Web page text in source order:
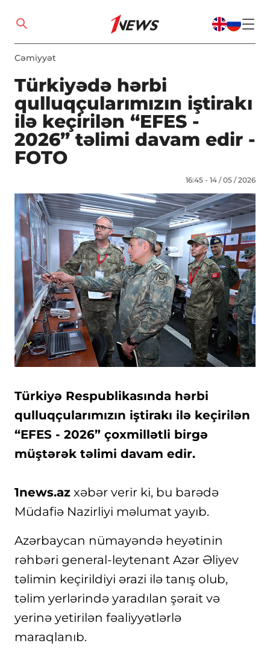
Cəmiyyət
Türkiyədə hərbi
qulluqçularımızın iştirakı
ilə keçirilən “EFES -
2026” təlimi davam edir -
FOTO
16:45 - 14 / 05 / 2026
Türkiyə Respublikasında hərbi
qulluqçularımızın iştirakı ilə keçirilən
“EFES - 2026” çoxmillətli birgə
müştərək təlimi davam edir.
1news.az xəbər verir ki, bu barədə
Müdafiə Nazirliyi məlumat yayıb.
Azərbaycan nümayəndə heyətinin
rəhbəri general-leytenant Azər Əliyev
təlimin keçirildiyi ərazi ilə tanış olub,
təlim yerlərində yaradılan şərait və
yerinə yetirilən fəaliyyətlərlə
maraqlanıb.